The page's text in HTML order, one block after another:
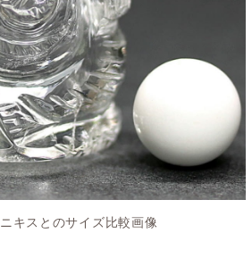
キスとのサイズ比較画像